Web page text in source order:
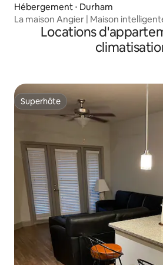
Hébergement ⋅ Durham
La maison Angier | Maison
pour 4 voitures
Locations
Superhôte
Superhôte